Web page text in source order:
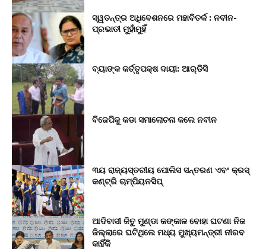
ସ୍ୱତନ୍ତ୍ର ଅଧିବେଶନରେ ମହାବିତର୍କ : ନବୀନ-
ପ୍ରଭାତୀ ମୁହାଁମୁହିଁ
ବ୍ୟାଙ୍କ କର୍ତ୍ତୃପକ୍ଷ ଦାୟୀ: ଆର୍‌ଡିସି
ବିଜେପିକୁ କଡା ସମାଲୋଚନା କଲେ ନବୀନ
୩ୟ ରାଜ୍ୟସ୍ତରୀୟ ପୋଲିସ ସନ୍ତରଣ ଏବଂ କ୍ରସ୍
କଣ୍ଟ୍ରି ଚାମ୍ପିୟନସିପ୍‌
ଆଦିବାସୀ ଜିତୁ ମୁଣ୍ଡା କଙ୍କାଳ ବୋହା ଘଟଣା ନିଜ
ଜିଲ୍ଲାରେ ଘଟିଥିଲେ ମଧ୍ୟ ମୁଖ୍ୟମନ୍ତ୍ରୀ ନୀରବ
କାହିଁକି